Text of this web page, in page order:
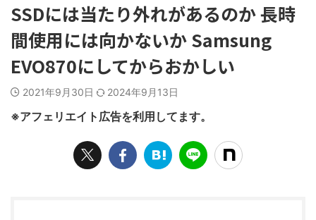
SSDには当たり外れがあるのか 長時
間使用には向かないか Samsung
EVO870にしてからおかしい
2021年9月30日 2024年9月13日
※アフェリエイト広告を利用してます。